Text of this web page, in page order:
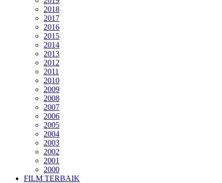
2018
2017
2016
2015
2014
2013
2012
2011
2010
2009
2008
2007
2006
2005
2004
2003
2002
2001
2000
FILM TERBAIK